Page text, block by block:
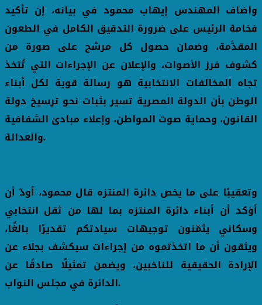
واضاف المهندس إيهاب محمود في بيانه، إن تأكيد
فخامة الرئيس على ضرورة التدقيق الكامل في الطعون
المقدَّمة، وضمان حصول كل مرشح على صورة من
كشوف فرز الأصوات، والإعلان عن الإجراءات التي تُتخذ
تجاه المخالفات الانتخابية هو رسالة قوية لكل أبناء
الوطن بأن الدولة المصرية تسير بثبات نحو ترسيخ دولة
القانون، وحماية صوت المواطن، وإعلاء مبادئ الشفافية
والعدالة.
وتعقيبًا على ما يخص دائرة المنتزه قال محمود، أودّ أن
أؤكد أن أبناء دائرة المنتزه بما لها من ثقل انتخابي
وسكاني يثمّنون توجيهات سيادتكم تقديرًا بالغًا،
ويثقون أن ما اتخذتموه من إجراءات سيكشف بجلاء عن
الإرادة الحقيقية للناخبين، ويضمن تمثيلًا صادقًا عن
الدائرة في مجلس النواب.